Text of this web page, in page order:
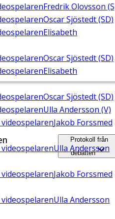
Fredrik Olovsson
Oscar Sjöstedt (SD)
Elisabeth
Oscar Sjöstedt (SD)
Elisabeth
Oscar Sjöstedt (SD)
Ulla Andersson (V)
videospelarenJakob Forssmed
videospelarenUlla Andersson
videospelarenJakob Forssmed
videospelarenUlla Andersson
Protokoll från
debatten